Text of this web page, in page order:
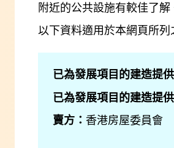
附近的公共設施有較佳了解
以下資料適用於本網頁所列
已為發展項目的建造提
已為發展項目的建造提
賣方： 香港房屋委員會